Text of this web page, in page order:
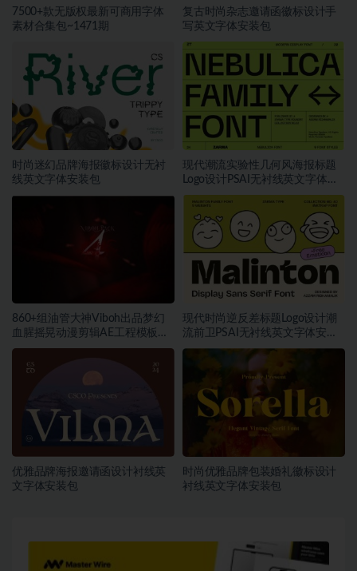
7500+款无版权最新可商用字体
素材合集包~1471期
复古时尚杂志邀请函徽标设计手
写英文字体安装包
时尚迷幻品牌海报徽标设计无衬
线英文字体安装包
现代潮流实验性几何风海报标题
Logo设计PSAI无衬线英文字体安
装包
860+组油管大神Viboh出品梦幻
血腥摇晃动漫剪辑AE工程模板预
设叠加视频音效字体素材包
现代时尚逆反差标题Logo设计潮
流前卫PSAI无衬线英文字体安装
包素材
优雅品牌海报邀请函设计衬线英
文字体安装包
时尚优雅品牌包装婚礼徽标设计
衬线英文字体安装包